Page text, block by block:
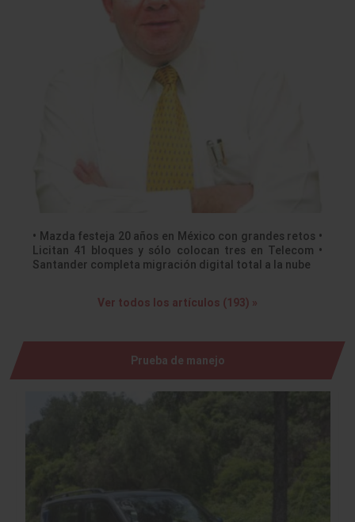
• Mazda festeja 20 años en México con grandes retos •
Licitan 41 bloques y sólo colocan tres en Telecom •
Santander completa migración digital total a la nube
Ver todos los artículos (193) »
Prueba de manejo